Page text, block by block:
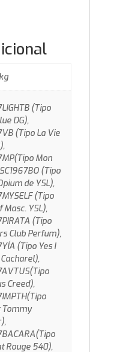
(Tipo
DG),
(Tipo La Vie
Mon
(Tipo
de YSL),
(Tipo
Masc. YSL),
(Tipo
Club Perfum),
(Tipo Yes I
Creed),
Tommy
Rouge 540),